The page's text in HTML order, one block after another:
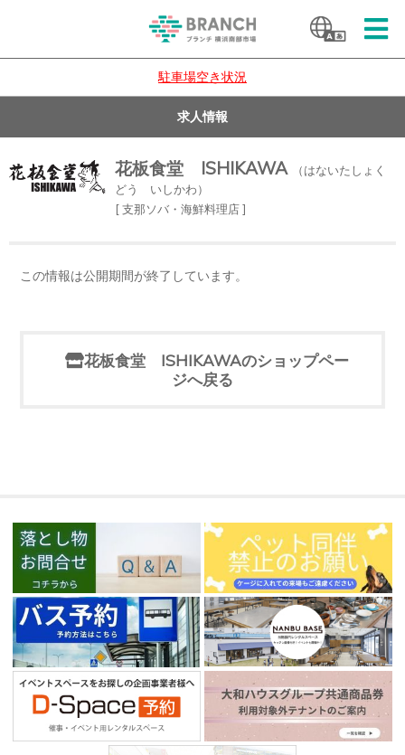
駐車場空き状況
求人情報
花板食堂 ISHIKAWA
（はないたしょく
どう いしかわ）
[ 支那ソバ・海鮮料理店 ]
この情報は公開期間が終了しています。
花板食堂 ISHIKAWAのショップペー
ジへ戻る